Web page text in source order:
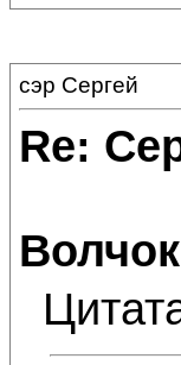
сэр Сергей
Re:
Волчок